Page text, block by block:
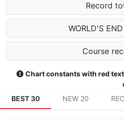
Record
WORLD'S
Course
Chart constants with red
BEST 30
NEW 20